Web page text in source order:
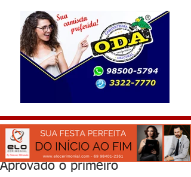
Aprovado o primeiro